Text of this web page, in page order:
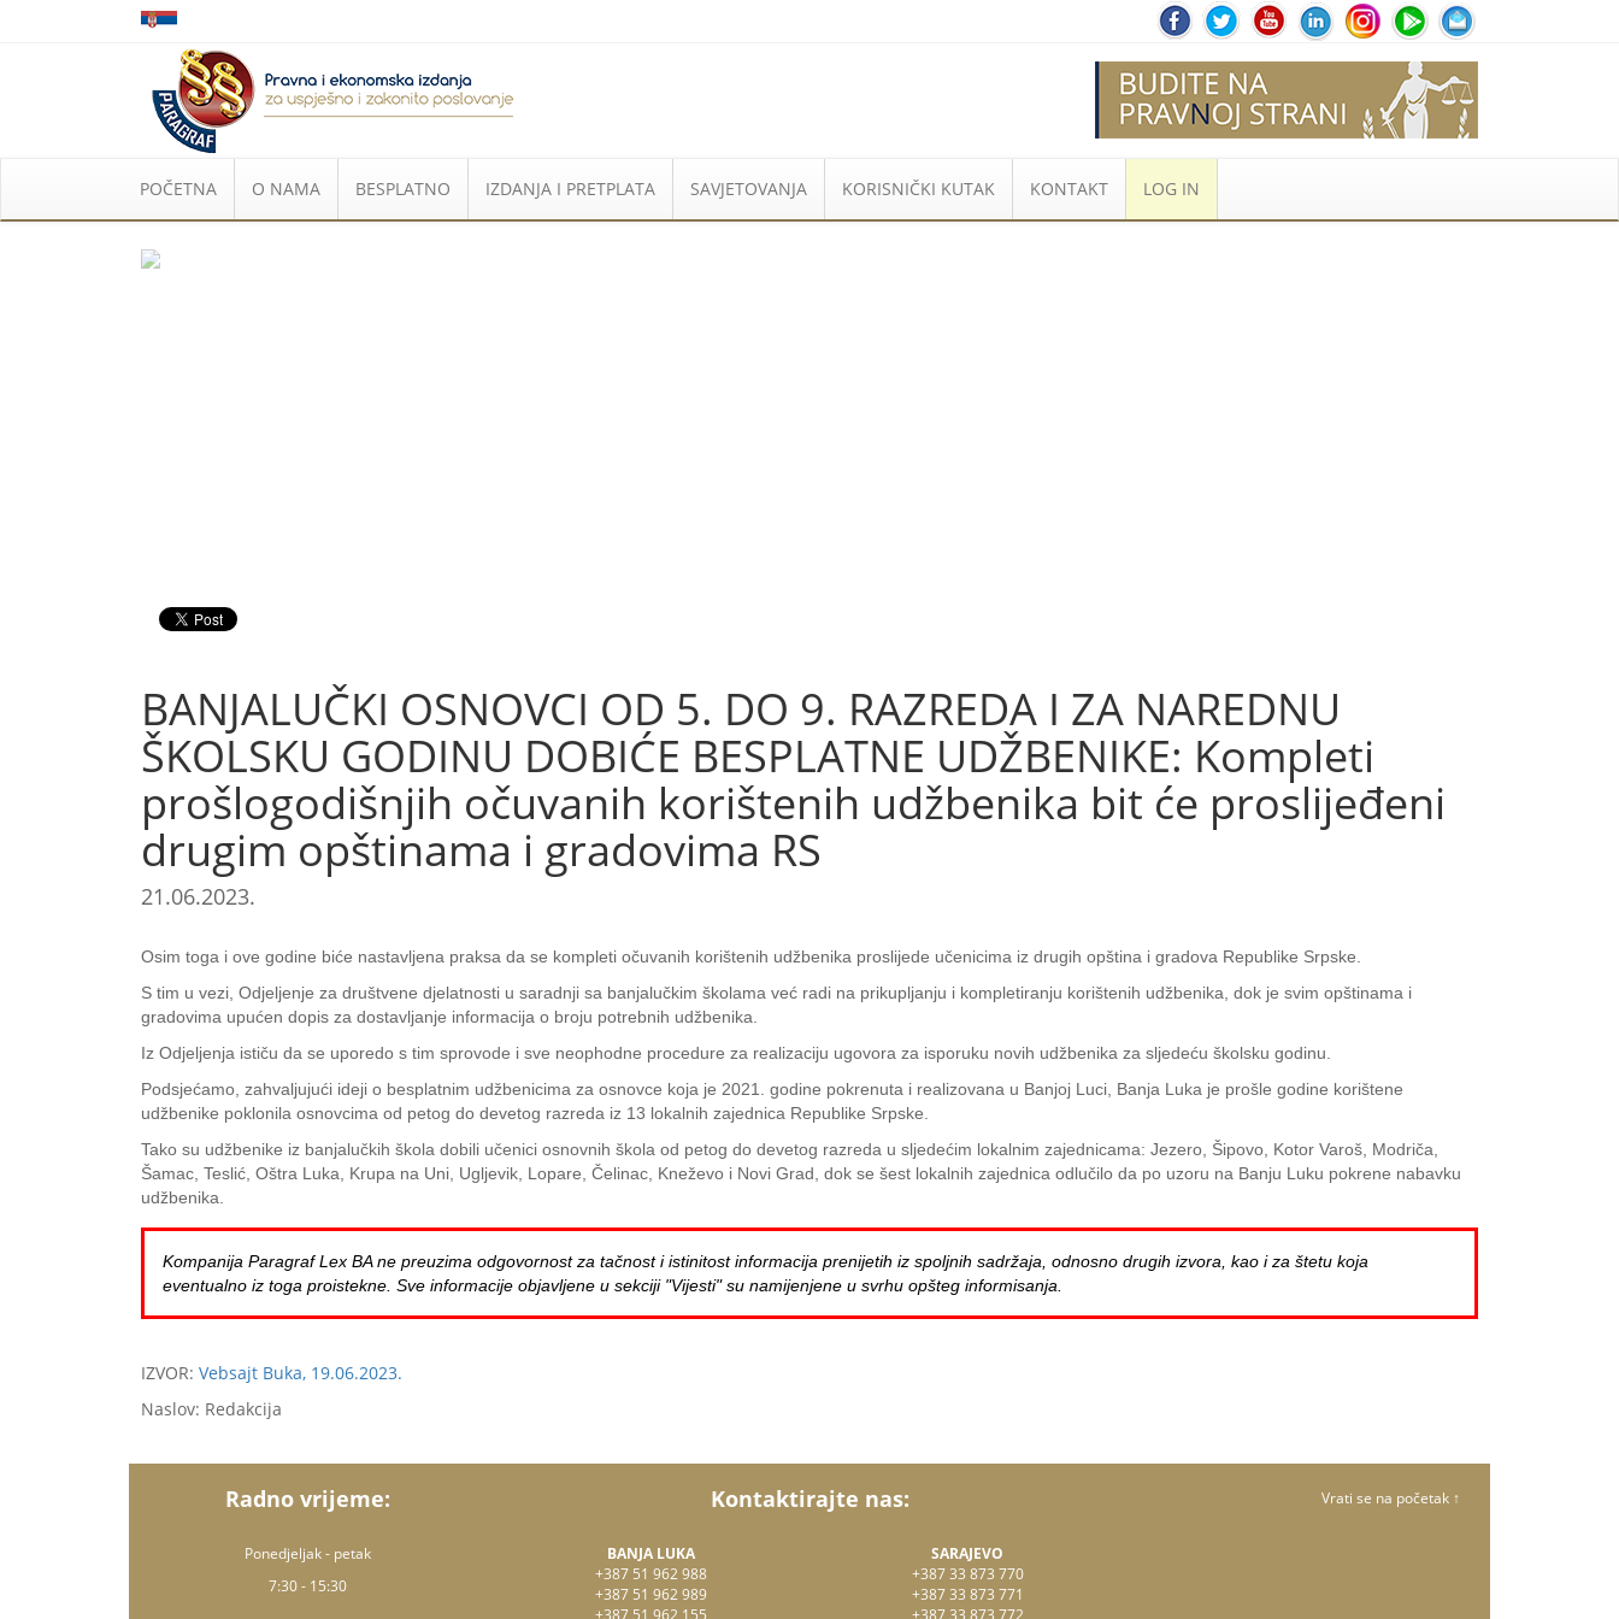
POČETNA O NAMA BESPLATNO IZDANJA I PRETPLATA SAVJETOVANJA KORISNIČKI KUTAK KONTAKT LOG IN
BANJALUČKI OSNOVCI OD 5. DO 9. RAZREDA I ZA NAREDNU
ŠKOLSKU GODINU DOBIĆE BESPLATNE UDŽBENIKE: Kompleti
prošlogodišnjih očuvanih korištenih udžbenika bit će proslijeđeni
drugim opštinama i gradovima RS
21.06.2023.
Osim toga i ove godine biće nastavljena praksa da se kompleti očuvanih korištenih udžbenika proslijede učenicima iz drugih opština i gradova Republike Srpske.
S tim u vezi, Odjeljenje za društvene djelatnosti u saradnji sa banjalučkim školama već radi na prikupljanju i kompletiranju korištenih udžbenika, dok je svim opštinama i
gradovima upućen dopis za dostavljanje informacija o broju potrebnih udžbenika.
Iz Odjeljenja ističu da se uporedo s tim sprovode i sve neophodne procedure za realizaciju ugovora za isporuku novih udžbenika za sljedeću školsku godinu.
Podsjećamo, zahvaljujući ideji o besplatnim udžbenicima za osnovce koja je 2021. godine pokrenuta i realizovana u Banjoj Luci, Banja Luka je prošle godine korištene
udžbenike poklonila osnovcima od petog do devetog razreda iz 13 lokalnih zajednica Republike Srpske.
Tako su udžbenike iz banjalučkih škola dobili učenici osnovnih škola od petog do devetog razreda u sljedećim lokalnim zajednicama: Jezero, Šipovo, Kotor Varoš, Modriča,
Šamac, Teslić, Oštra Luka, Krupa na Uni, Ugljevik, Lopare, Čelinac, Kneževo i Novi Grad, dok se šest lokalnih zajednica odlučilo da po uzoru na Banju Luku pokrene nabavku
udžbenika.
Kompanija Paragraf Lex BA ne preuzima odgovornost za tačnost i istinitost informacija prenijetih iz spoljnih sadržaja, odnosno drugih izvora, kao i za štetu koja
eventualno iz toga proistekne. Sve informacije objavljene u sekciji "Vijesti" su namijenjene u svrhu opšteg informisanja.
IZVOR: Vebsajt Buka, 19.06.2023.
Naslov: Redakcija
Radno vrijeme:
Ponedjeljak - petak
7:30 - 15:30
Kontaktirajte nas:
BANJA LUKA
+387 51 962 988
+387 51 962 989
+387 51 962 155
SARAJEVO
+387 33 873 770
+387 33 873 771
+387 33 873 772
Vrati se na početak ↑